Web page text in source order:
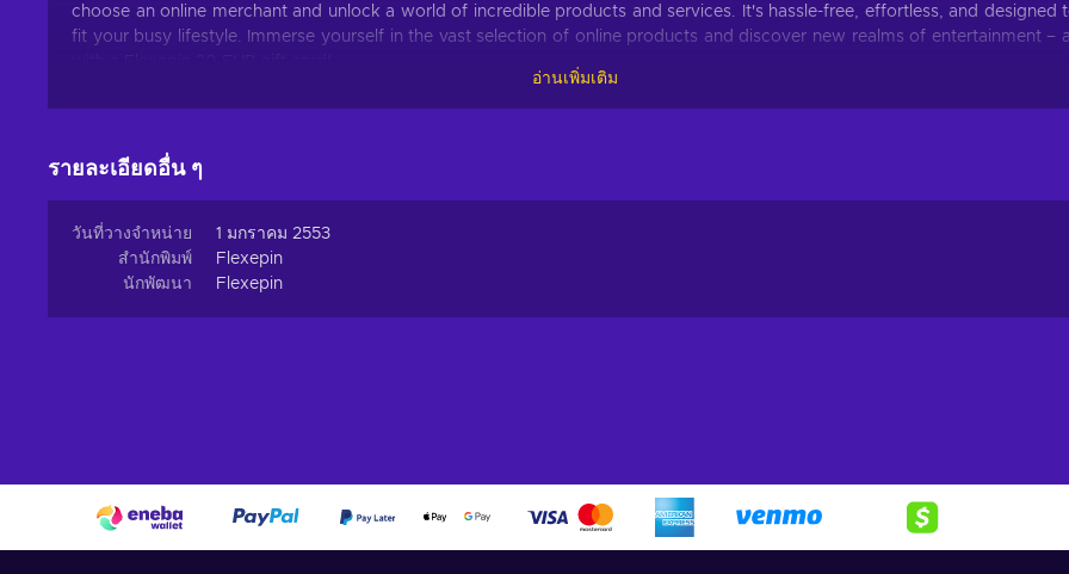
choose an online merchant and unlock a world of incredible products and services. It's hassle-free, effortless, and designed
fit your busy lifestyle. Immerse yourself in the vast selection of online products and discover new realms of entertainment –
What can I use the Flexepin voucher for?
Recharge Flexepin and open the doors to a world of endless opportunities. With this powerful payment method, you can
indulge in a wide array of online experiences and fulfill your desires with ease. Here's a glimpse of what you can do when you
buy Flexpin:
Online Shopping.Explore the vast realm of e-commerce and indulge in a shopping spree like no other. Whether you're
searching for trendy fashion, cutting-edge gadgets, or exquisite home decor, Flexepin has you covered. With countless
Streamline your monthly routines as paying bills becomes effortless and stress-free. From
electricity and internet bills to mobile phone top-ups, Flexepin allows you to settle your obligations conveniently with just a
อ่านเพิ่มเติม
รายละเอียดอื่น ๆ
วันที่วางจำหน่าย
1 มกราคม 2553
สำนักพิมพ์
Flexepin
นักพัฒนา
Flexepin